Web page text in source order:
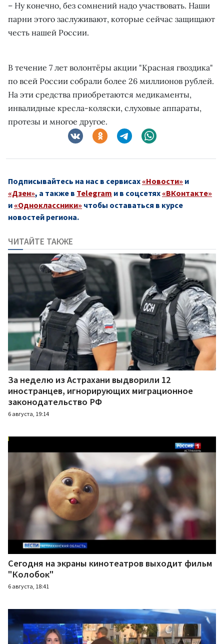
– Ну конечно, без сомнений надо участвовать. Наши
парни этого заслуживают, которые сейчас защищают
честь нашей России.
В течение 7 лет волонтёры акции "Красная гвоздика"
по всей России собрали более 26 миллионов рублей.
На эти средства приобретаются медикаменты,
инвалидные кресла-коляски, слуховые аппараты,
протезы и многое другое.
Подписывайтесь на нас в сервисах «Новости» и
«Дзен», а также в Telegram и в соцсетях «ВКонтакте»
и «Одноклассники» чтобы оставаться в курсе
новостей региона.
ЧИТАЙТЕ ТАКЖЕ
За неделю из Астрахани выдворили 12
иностранцев, игнорирующих миграционное
законодательство РФ
6 августа, 19:14
Сегодня на экраны кинотеатров выходит фильм
"Колобок"
6 августа, 18:41